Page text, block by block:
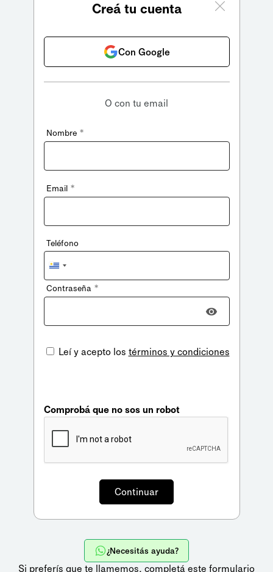
Creá tu cuenta
Con Google
O con tu email
Nombre *
Email *
Teléfono
Uruguay
+598
Contraseña *
Leí y acepto los términos y condiciones
Comprobá que no sos un robot
¿Necesitás ayuda?
Si preferís que te llamemos, completá este formulario